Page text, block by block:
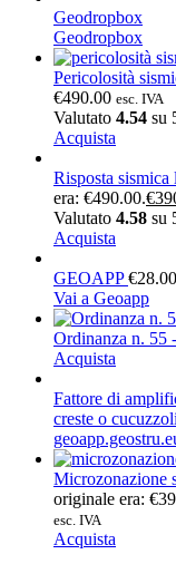
Geodropbox
Geodropbox
Pericolosità
€490.00 esc. IVA
Valutato 4.54 su
Acquista
Risposta
era: €490.00.€
Valutato 4.58 su
Acquista
GEOAPP€28.00
Vai a Geoapp
Ordinanza n. 55
Acquista
Fattore di
creste o cucuzzoli
Microzonazione
originale era:
esc. IVA
Acquista